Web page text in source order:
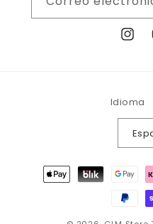
Idioma
Formas